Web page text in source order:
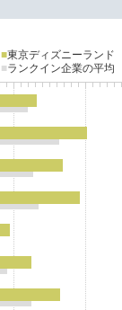
■東京ディズニーランド
■ランクイン企業の平均